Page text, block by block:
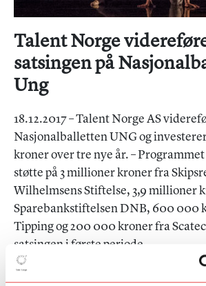
Talent Norge
satsingen på
Ung
18.12.2017 – Talent Norge AS
Nasjonalballetten UNG og
kroner over tre nye år. –
støtte på 3 millioner kroner fra
Wilhelmsens Stiftelse, 3,9 millioner
Sparebankstiftelsen DNB, 600 000
Tipping og 200 000 kroner fra
satsingen i første periode.
Nasjonalballetten UNG er talentsatsingen til